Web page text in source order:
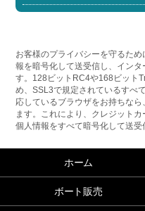
お客様のプライバシーを守るた
報を暗号化して送受信し、イン
す。128ビットRC4や168ビット
め、SSL3で規定されているすべ
応しているブラウザをお持ちな
ます。これにより、クレジット
個人情報をすべて暗号化して送受
ホーム
ボート販売